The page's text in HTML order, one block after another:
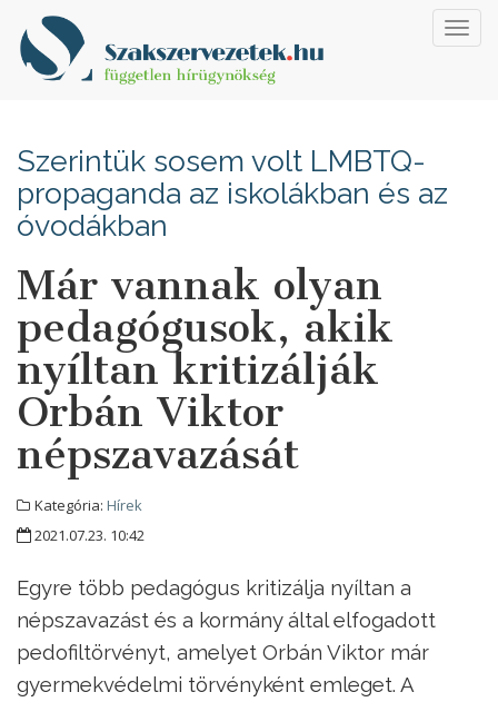
Szerintük sosem volt LMBTQ-
propaganda az iskolákban és az
óvodákban
Már vannak olyan
pedagógusok, akik
nyíltan kritizálják
Orbán Viktor
népszavazását
Kategória: Hírek
2021.07.23. 10:42
Egyre több pedagógus kritizálja nyíltan a
népszavazást és a kormány által elfogadott
pedofiltörvényt, amelyet Orbán Viktor már
gyermekvédelmi törvényként emleget. A